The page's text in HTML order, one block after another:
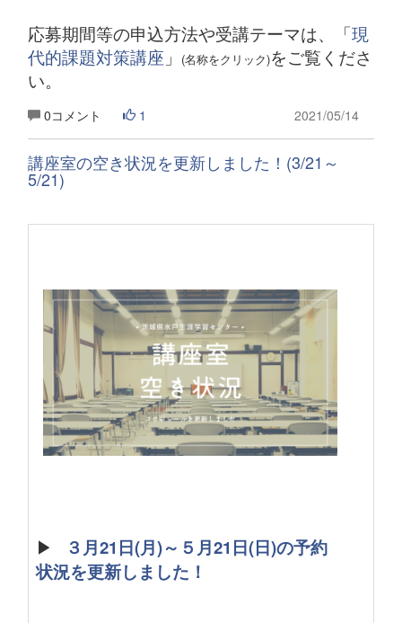
応募期間等の申込方法や受講テーマは、「現
代的課題対策講座 」 (名称をクリック)をご覧くださ
い。
0コメント 1 2021/05/14
講座室の空き状況を更新しました！(3/21～
5/21)
▶
３月21日(月)～５月21日(日)の予約
状況を更新しました！